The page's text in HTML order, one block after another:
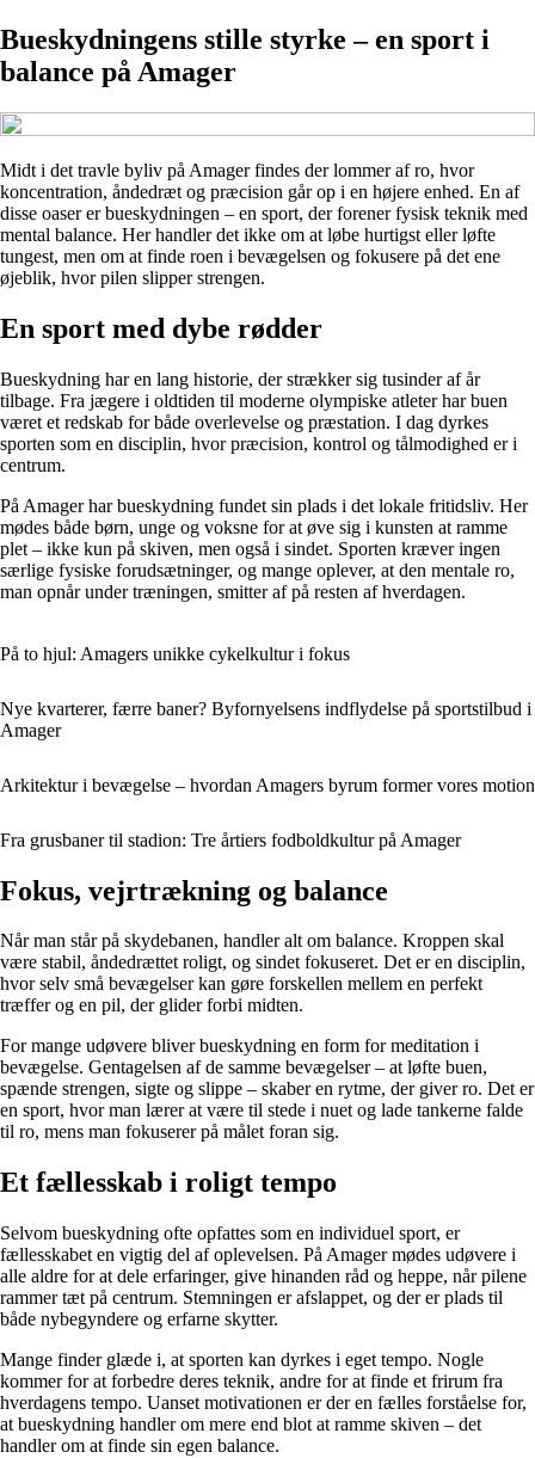
Bueskydningens stille styrke – en sport i
balance på Amager
Midt i det travle byliv på Amager findes der lommer af ro, hvor
koncentration, åndedræt og præcision går op i en højere enhed. En af
disse oaser er bueskydningen – en sport, der forener fysisk teknik med
mental balance. Her handler det ikke om at løbe hurtigst eller løfte
tungest, men om at finde roen i bevægelsen og fokusere på det ene
øjeblik, hvor pilen slipper strengen.
En sport med dybe rødder
Bueskydning har en lang historie, der strækker sig tusinder af år
tilbage. Fra jægere i oldtiden til moderne olympiske atleter har buen
været et redskab for både overlevelse og præstation. I dag dyrkes
sporten som en disciplin, hvor præcision, kontrol og tålmodighed er i
centrum.
På Amager har bueskydning fundet sin plads i det lokale fritidsliv. Her
mødes både børn, unge og voksne for at øve sig i kunsten at ramme
plet – ikke kun på skiven, men også i sindet. Sporten kræver ingen
særlige fysiske forudsætninger, og mange oplever, at den mentale ro,
man opnår under træningen, smitter af på resten af hverdagen.
På to hjul: Amagers unikke cykelkultur i fokus
Nye kvarterer, færre baner? Byfornyelsens indflydelse på sportstilbud i
Amager
Arkitektur i bevægelse – hvordan Amagers byrum former vores motion
Fra grusbaner til stadion: Tre årtiers fodboldkultur på Amager
Fokus, vejrtrækning og balance
Når man står på skydebanen, handler alt om balance. Kroppen skal
være stabil, åndedrættet roligt, og sindet fokuseret. Det er en disciplin,
hvor selv små bevægelser kan gøre forskellen mellem en perfekt
træffer og en pil, der glider forbi midten.
For mange udøvere bliver bueskydning en form for meditation i
bevægelse. Gentagelsen af de samme bevægelser – at løfte buen,
spænde strengen, sigte og slippe – skaber en rytme, der giver ro. Det er
en sport, hvor man lærer at være til stede i nuet og lade tankerne falde
til ro, mens man fokuserer på målet foran sig.
Et fællesskab i roligt tempo
Selvom bueskydning ofte opfattes som en individuel sport, er
fællesskabet en vigtig del af oplevelsen. På Amager mødes udøvere i
alle aldre for at dele erfaringer, give hinanden råd og heppe, når pilene
rammer tæt på centrum. Stemningen er afslappet, og der er plads til
både nybegyndere og erfarne skytter.
Mange finder glæde i, at sporten kan dyrkes i eget tempo. Nogle
kommer for at forbedre deres teknik, andre for at finde et frirum fra
hverdagens tempo. Uanset motivationen er der en fælles forståelse for,
at bueskydning handler om mere end blot at ramme skiven – det
handler om at finde sin egen balance.